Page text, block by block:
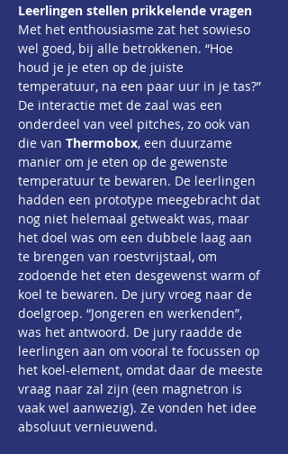
Leerlingen stellen prikkelende vragen
Met het enthousiasme zat het sowieso
wel goed, bij alle betrokkenen. “Hoe
houd je je eten op de juiste
temperatuur, na een paar uur in je tas?”
De interactie met de zaal was een
onderdeel van veel pitches, zo ook van
die van Thermobox, een duurzame
manier om je eten op de gewenste
temperatuur te bewaren. De leerlingen
hadden een prototype meegebracht dat
nog niet helemaal getweakt was, maar
het doel was om een dubbele laag aan
te brengen van roestvrijstaal, om
zodoende het eten desgewenst warm of
koel te bewaren. De jury vroeg naar de
doelgroep. “Jongeren en werkenden”,
was het antwoord. De jury raadde de
leerlingen aan om vooral te focussen op
het koel-element, omdat daar de meeste
vraag naar zal zijn (een magnetron is
vaak wel aanwezig). Ze vonden het idee
absoluut vernieuwend.